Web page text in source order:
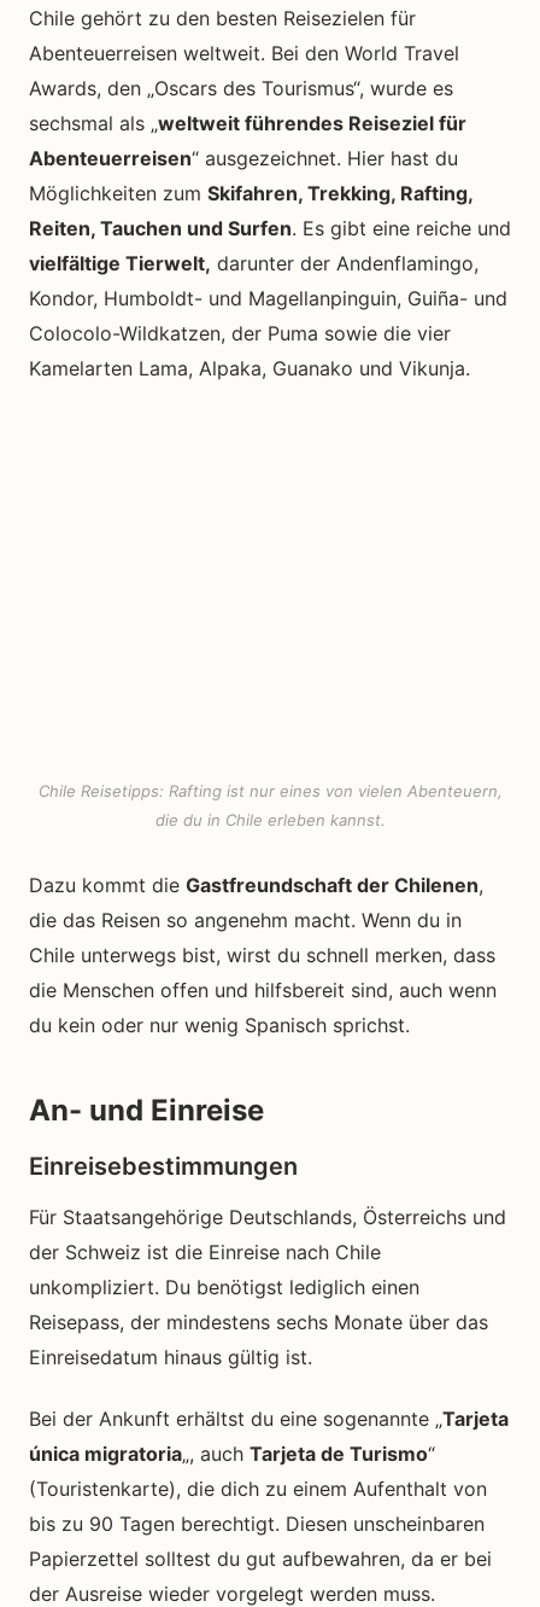
Chile gehört zu den besten Reisezielen für
Abenteuerreisen weltweit. Bei den World Travel
Awards, den „Oscars des Tourismus“, wurde es
sechsmal als „weltweit führendes Reiseziel für
Abenteuerreisen“ ausgezeichnet. Hier hast du
Möglichkeiten zum Skifahren, Trekking, Rafting,
Reiten, Tauchen und Surfen. Es gibt eine reiche und
vielfältige Tierwelt, darunter der Andenflamingo,
Kondor, Humboldt- und Magellanpinguin, Guiña- und
Colocolo-Wildkatzen, der Puma sowie die vier
Kamelarten Lama, Alpaka, Guanako und Vikunja.
Chile Reisetipps: Rafting ist nur eines von vielen Abenteuern,
die du in Chile erleben kannst.
Dazu kommt die Gastfreundschaft der Chilenen,
die das Reisen so angenehm macht. Wenn du in
Chile unterwegs bist, wirst du schnell merken, dass
die Menschen offen und hilfsbereit sind, auch wenn
du kein oder nur wenig Spanisch sprichst.
An- und Einreise
Einreisebestimmungen
Für Staatsangehörige Deutschlands, Österreichs und
der Schweiz ist die Einreise nach Chile
unkompliziert. Du benötigst lediglich einen
Reisepass, der mindestens sechs Monate über das
Einreisedatum hinaus gültig ist.
Bei der Ankunft erhältst du eine sogenannte „Tarjeta
única migratoria„, auch Tarjeta de Turismo“
(Touristenkarte), die dich zu einem Aufenthalt von
bis zu 90 Tagen berechtigt. Diesen unscheinbaren
Papierzettel solltest du gut aufbewahren, da er bei
der Ausreise wieder vorgelegt werden muss.